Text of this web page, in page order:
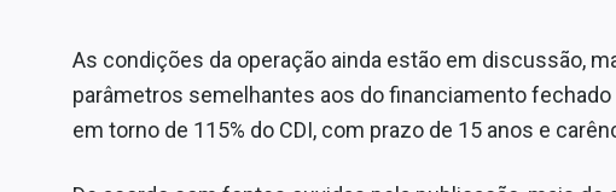
As condições da operação ainda estão em discussão,
parâmetros semelhantes aos do financiamento
em torno de 115% do CDI, com prazo de 15 anos e